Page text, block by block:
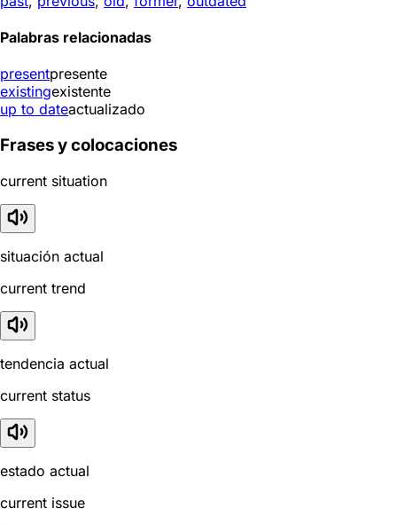
Palabras relacionadas
presentpresente
existingexistente
up to dateactualizado
Frases y colocaciones
current situation
situación actual
current trend
tendencia actual
current status
estado actual
current issue